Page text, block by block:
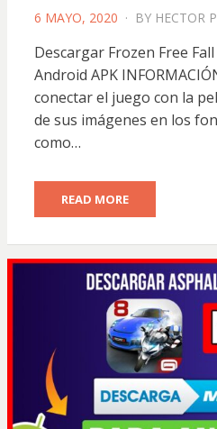
POSTED
6 MAYO, 2020 BY HECTOR
Descargar Frozen Free
Android APK
conectar el juego con la
de sus imágenes en los
como…
READ MORE